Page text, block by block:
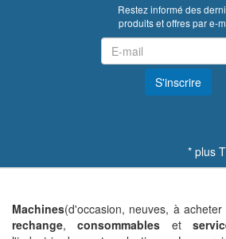
Restez informé des
produits et offres par e-
S'inscrire
* plus
Machines(d'occasion, neuves, à
rechange,consommables et